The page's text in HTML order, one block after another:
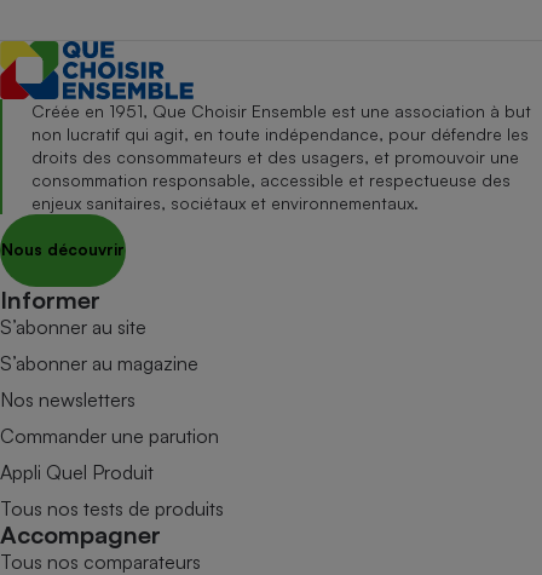
Créée en 1951, Que Choisir Ensemble est une association à but
non lucratif qui agit, en toute indépendance, pour défendre les
droits des consommateurs et des usagers, et promouvoir une
consommation responsable, accessible et respectueuse des
enjeux sanitaires, sociétaux et environnementaux.
Nous découvrir
Informer
S’abonner au site
S’abonner au magazine
Nos newsletters
Commander une parution
Appli Quel Produit
Tous nos tests de produits
Accompagner
Tous nos comparateurs